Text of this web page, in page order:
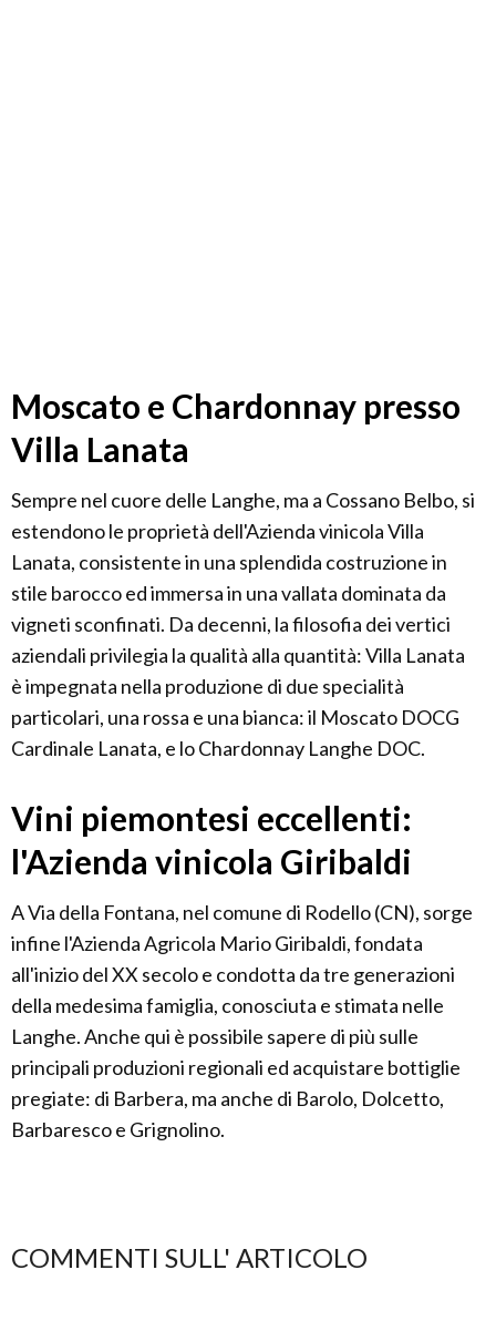
Moscato e Chardonnay presso
Villa Lanata
Sempre nel cuore delle Langhe, ma a Cossano Belbo, si
estendono le proprietà dell'Azienda vinicola Villa
Lanata, consistente in una splendida costruzione in
stile barocco ed immersa in una vallata dominata da
vigneti sconfinati. Da decenni, la filosofia dei vertici
aziendali privilegia la qualità alla quantità: Villa Lanata
è impegnata nella produzione di due specialità
particolari, una rossa e una bianca: il Moscato DOCG
Cardinale Lanata, e lo Chardonnay Langhe DOC.
Vini piemontesi eccellenti:
l'Azienda vinicola Giribaldi
A Via della Fontana, nel comune di Rodello (CN), sorge
infine l'Azienda Agricola Mario Giribaldi, fondata
all'inizio del XX secolo e condotta da tre generazioni
della medesima famiglia, conosciuta e stimata nelle
Langhe. Anche qui è possibile sapere di più sulle
principali produzioni regionali ed acquistare bottiglie
pregiate: di Barbera, ma anche di Barolo, Dolcetto,
Barbaresco e Grignolino.
COMMENTI SULL' ARTICOLO